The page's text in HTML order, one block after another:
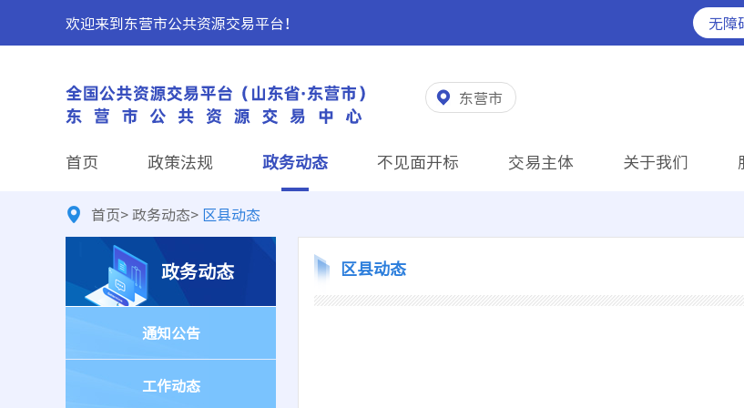
欢迎来到东营市公共资源交易平台！ 无障
东营市
首页 政策法规 政务动态 不见面开标 交易主体 关于我们
首页>政务动态> 区县动态
政务动态
通知公告
工作动态
区县动态